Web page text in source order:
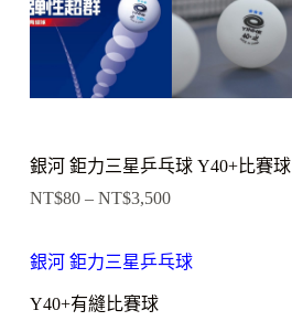
銀河 鉅力三星乒乓球 Y40+比賽球
NT$80– NT$3,500
銀河 鉅力三星乒乓球
Y40+有縫比賽球